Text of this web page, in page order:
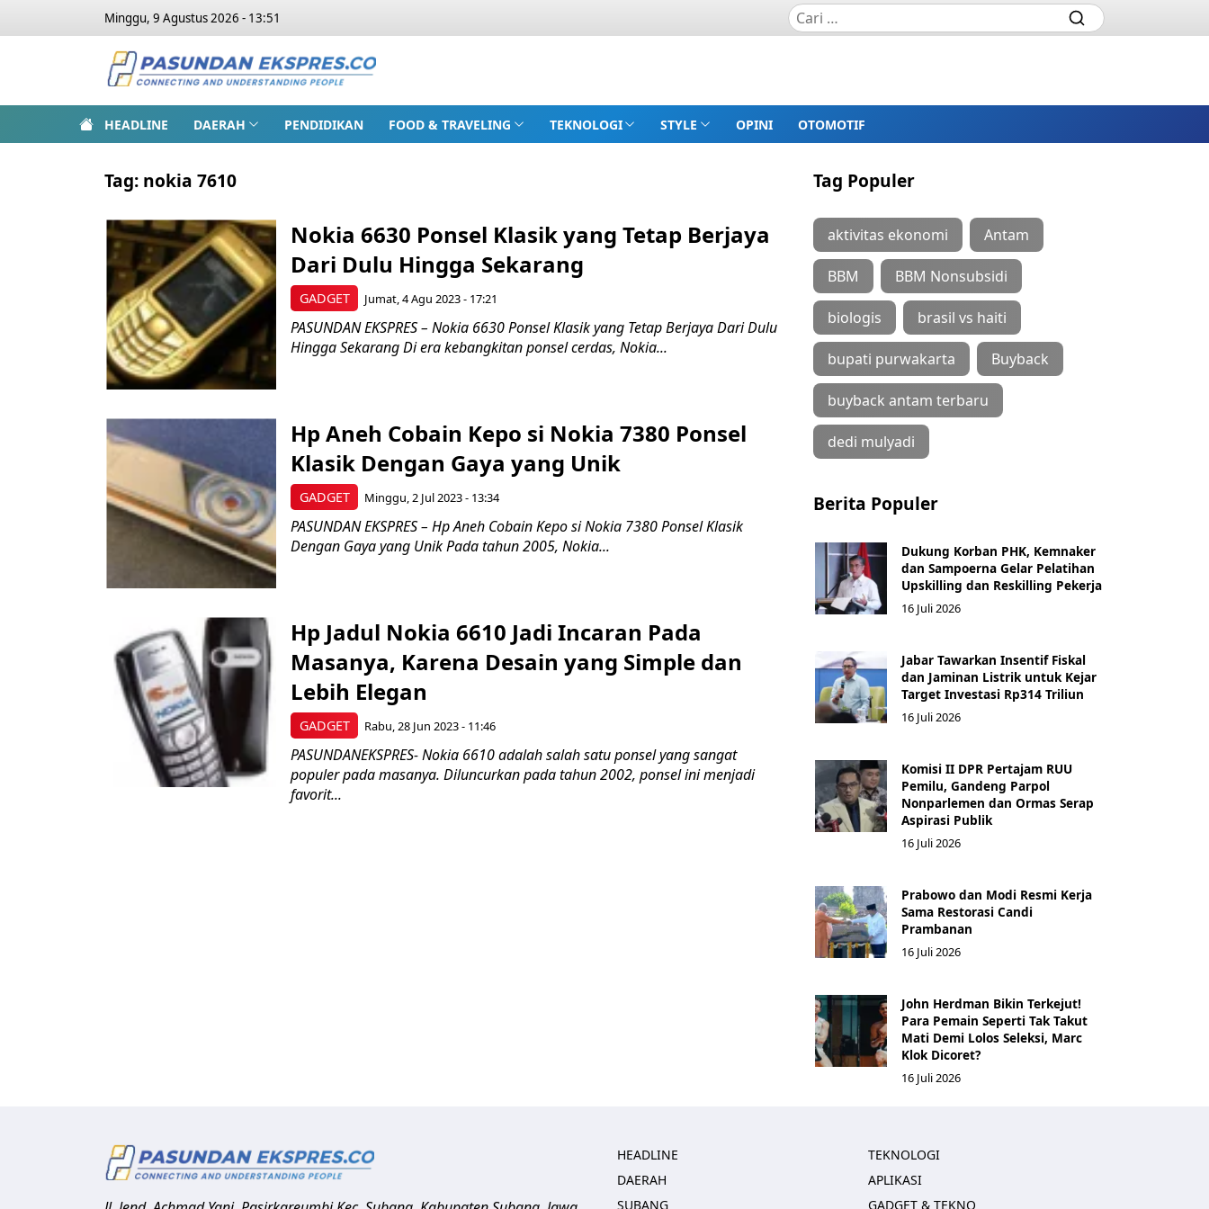
Minggu, 9 Agustus 2026 - 13:51
HEADLINE DAERAH PENDIDIKAN FOOD & TRAVELING TEKNOLOGI STYLE OPINI OTOMOTIF
Tag: nokia 7610
GADGET
Nokia 6630 Ponsel Klasik yang Tetap Berjaya
Dari Dulu Hingga Sekarang
Jumat, 4 Agu 2023 - 17:21
PASUNDAN EKSPRES – Nokia 6630 Ponsel Klasik yang Tetap Berjaya Dari Dulu
Hingga Sekarang Di era kebangkitan ponsel cerdas, Nokia...
GADGET
Hp Aneh Cobain Kepo si Nokia 7380 Ponsel
Klasik Dengan Gaya yang Unik
Minggu, 2 Jul 2023 - 13:34
PASUNDAN EKSPRES – Hp Aneh Cobain Kepo si Nokia 7380 Ponsel Klasik
Dengan Gaya yang Unik Pada tahun 2005, Nokia...
GADGET
Hp Jadul Nokia 6610 Jadi Incaran Pada
Masanya, Karena Desain yang Simple dan
Lebih Elegan
Rabu, 28 Jun 2023 - 11:46
PASUNDANEKSPRES- Nokia 6610 adalah salah satu ponsel yang sangat
populer pada masanya. Diluncurkan pada tahun 2002, ponsel ini menjadi
favorit...
Tag Populer
aktivitas ekonomi Antam
BBM BBM Nonsubsidi
biologis brasil vs haiti
bupati purwakarta Buyback
buyback antam terbaru
dedi mulyadi
Berita Populer
Dukung Korban PHK, Kemnaker
dan Sampoerna Gelar Pelatihan
Upskilling dan Reskilling Pekerja
16 Juli 2026
Jabar Tawarkan Insentif Fiskal
dan Jaminan Listrik untuk Kejar
Target Investasi Rp314 Triliun
16 Juli 2026
Komisi II DPR Pertajam RUU
Pemilu, Gandeng Parpol
Nonparlemen dan Ormas Serap
Aspirasi Publik
16 Juli 2026
Prabowo dan Modi Resmi Kerja
Sama Restorasi Candi
Prambanan
16 Juli 2026
John Herdman Bikin Terkejut!
Para Pemain Seperti Tak Takut
Mati Demi Lolos Seleksi, Marc
Klok Dicoret?
16 Juli 2026
HEADLINE
DAERAH
SUBANG
TEKNOLOGI
APLIKASI
GADGET & TEKNO